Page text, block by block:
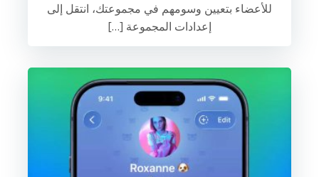
للأعضاء بتعيين وسومهم في مجموعتك، انتقل إلى
إعدادات المجموعة […]